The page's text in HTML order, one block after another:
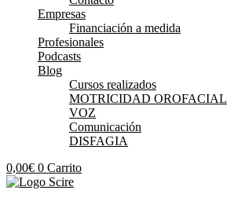
Empresas
Financiación a medida
Profesionales
Podcasts
Blog
Cursos realizados
MOTRICIDAD OROFACIAL
VOZ
Comunicación
DISFAGIA
0,00€ 0 Carrito